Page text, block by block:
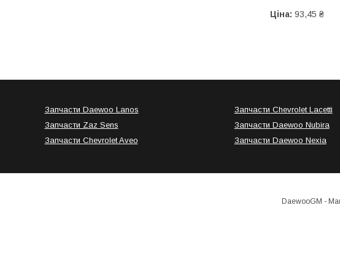
Ціна: 93,45 ₴
Запчасти Daewoo Lanos
Запчасти Zaz Sens
Запчасти Chevrolet Aveo
Запчасти Chevrolet Lacetti
Запчасти Daewoo Nubira
Запчасти Daewoo Nexia